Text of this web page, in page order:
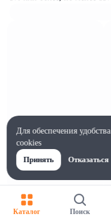
Характеристики
Ширина, мм
Каталог Поиск
Для обеспечения
cookies
Принять
Отказаться